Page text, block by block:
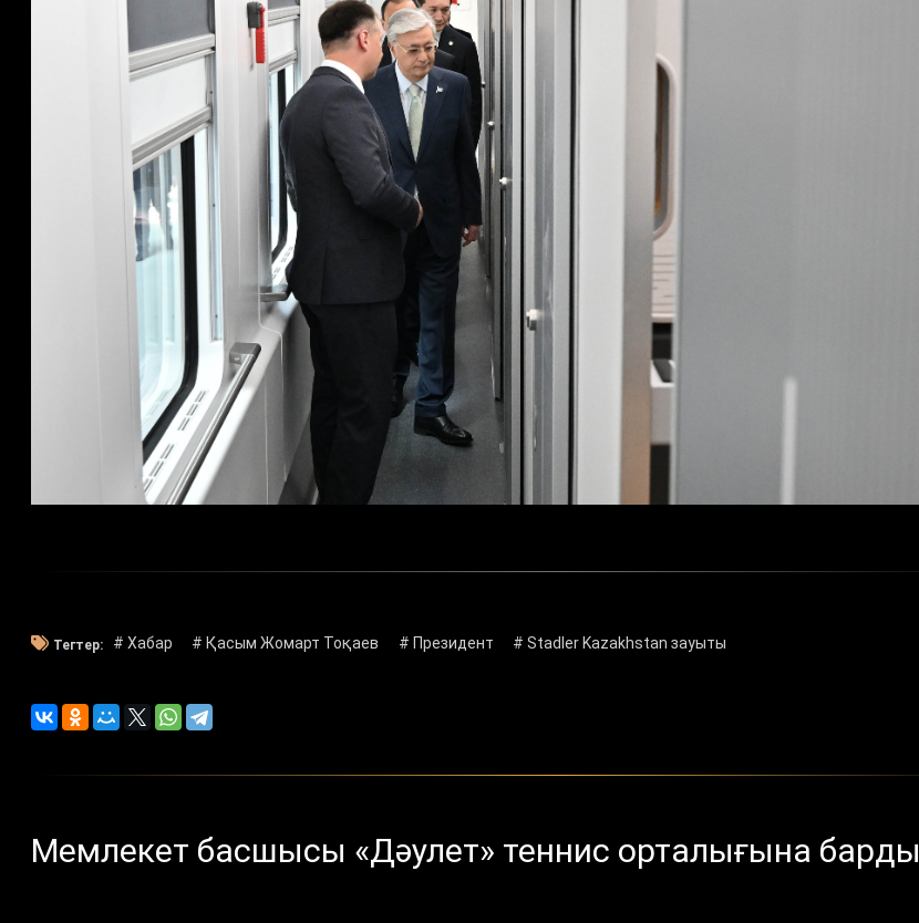
Тегтер: # Хабар # Қасым Жомарт Тоқаев # Президент # Stadler Kazakhstan зауыты
Мемлекет басшысы «Дәулет» теннис орталығына барды